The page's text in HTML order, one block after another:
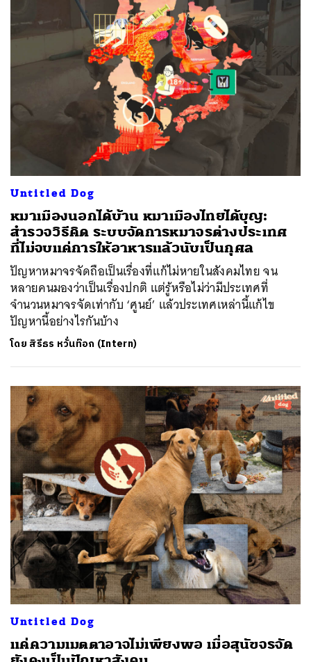
Untitled Dog
หมาเมืองนอกได้บ้าน หมาเมืองไทยได้บุญ:
สำรวจวิธีคิด ระบบจัดการหมาจรต่างประเทศ
ที่ไม่จบแค่การให้อาหารแล้วนับเป็นกุศล
ปัญหาหมาจรจัดถือเป็นเรื่องที่แก้ไม่หายในสังคมไทย จน
หลายคนมองว่าเป็นเรื่องปกติ แต่รู้หรือไม่ว่ามีประเทศที่
จำนวนหมาจรจัดเท่ากับ ‘ศูนย์’ แล้วประเทศเหล่านี้แก้ไข
ปัญหานี้อย่างไรกันบ้าง
โดย สิรีธร หวั่นท๊อก (Intern)
Untitled Dog
แค่ความเมตตาอาจไม่เพียงพอ เมื่อสุนัขจรจัด